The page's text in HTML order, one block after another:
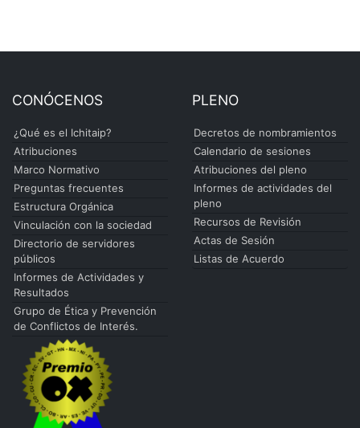
CONÓCENOS
¿Qué es el Ichitaip?
Atribuciones
Marco Normativo
Preguntas frecuentes
Estructura Orgánica
Vinculación con la sociedad
Directorio de servidores
públicos
Informes de Actividades y
Resultados
Grupo de Ética y Prevención
de Conflictos de Interés.
PLENO
Decretos de nombramientos
Calendario de sesiones
Atribuciones del pleno
Informes de actividades del
pleno
Recursos de Revisión
Actas de Sesión
Listas de Acuerdo